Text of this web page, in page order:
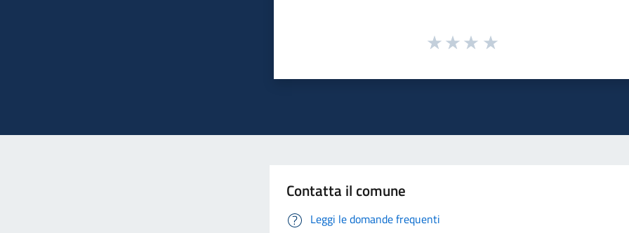
Contatta il comune
Leggi le domande frequenti